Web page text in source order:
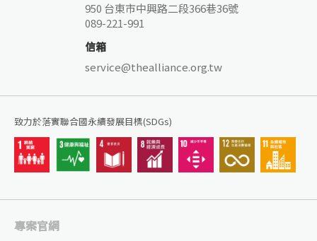
950 台東市中興路二段366巷36號
089-221-991
信箱
service@thealliance.org.tw
致力於落實聯合國永續發展目標(SDGs)
專案官網